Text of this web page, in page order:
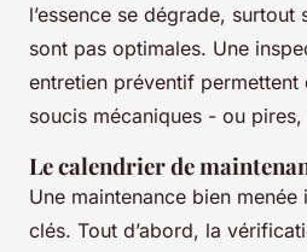
l’essence se dégrade,
sont pas optimales. Une
entretien préventif permettent
soucis mécaniques - ou
Le calendrier de
Une maintenance bien
clés. Tout d’abord, la